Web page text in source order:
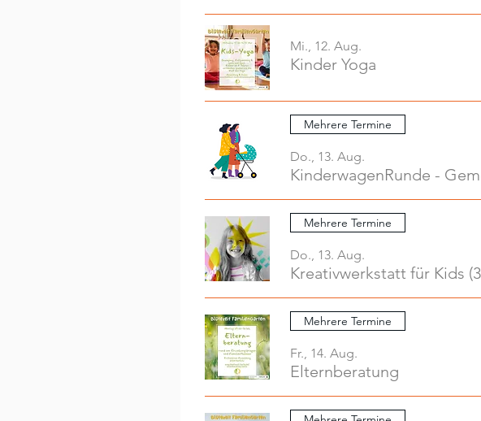
Mi., 12. Aug.
Kinder Yoga
Mehrere Termine
Do., 13. Aug.
Mehrere Termine
Do., 13. Aug.
Mehrere Termine
Fr., 14. Aug.
Elternberatung